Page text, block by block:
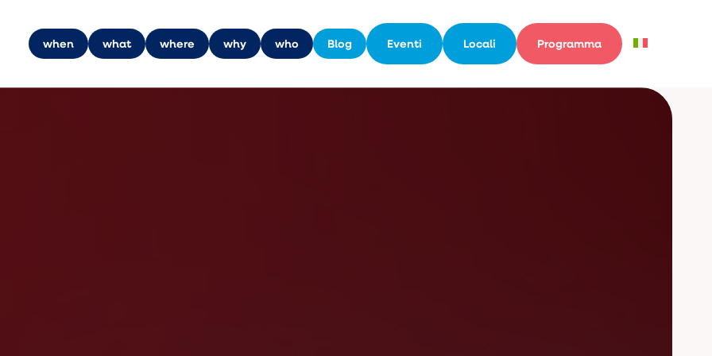
when what where why who Blog Eventi Locali Programma